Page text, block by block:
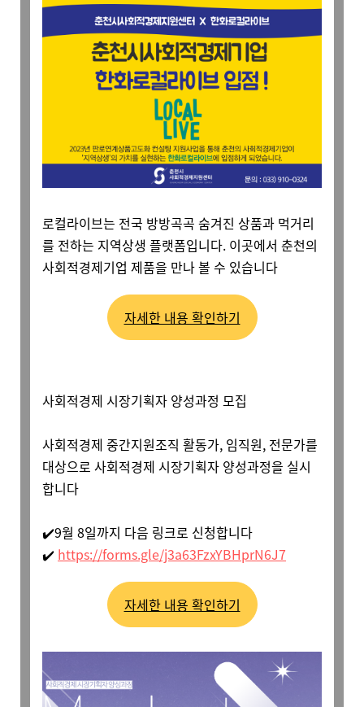
로컬라이브는 전국 방방곡곡 숨겨진 상품과 먹거리
를 전하는 지역상생 플랫폼입니다. 이곳에서 춘천의
사회적경제기업 제품을 만나 볼 수 있습니다
자세한 내용 확인하기
사회적경제 시장기획자 양성과정 모집
사회적경제 중간지원조직 활동가, 임직원, 전문가를
대상으로 사회적경제 시장기획자 양성과정을 실시
합니다
✔️9월 8일까지 다음 링크로 신청합니다
✔️ https://forms.gle/j3a63FzxYBHprN6J7
자세한 내용 확인하기